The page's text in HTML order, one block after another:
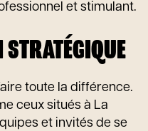
et stimulant.
toute la différence.
ceux situés à La
et invités de se